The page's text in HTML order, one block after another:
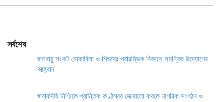
সর্বশেষ
জলবায়ু সংকট মোকাবিলা ও শিশুদের প্রারম্ভিক বিকাশে সমন্বিত উদ্যোগের
আহ্বান
জবাবদিহি নিশ্চিতে প্রান্তিক কণ্ঠস্বর জোরালো করতে নাগরিক সংগঠন ও